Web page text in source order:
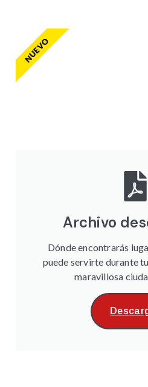
Archivo
Dónde encontrarás
puede servirte durante
maravillosa
NUEVO